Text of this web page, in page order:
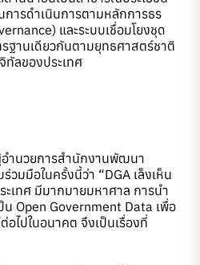
ารดำเนินการตามหลักการธร
และระบบเชื่อมโยงชุด
ฐานเดียวกันตามยุทธศาสตร์ชาติ
ลของประเทศ
ำนวยการสำนักงานพัฒนา
มมือในครั้งนี้ว่า “DGA เล็งเห็น
เทศ มีมากมายมหาศาล การนำ
น Open Government Data เพื่อ
อไปในอนาคต จึงเป็นเรื่องที่